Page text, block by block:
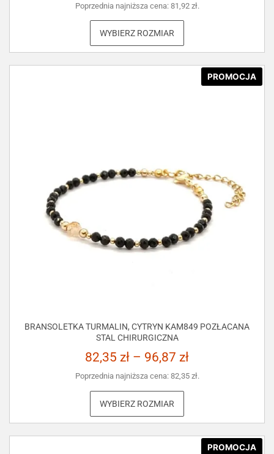
Poprzednia najniższa cena: 81,92 zł.
WYBIERZ ROZMIAR
PROMOCJA
BRANSOLETKA TURMALIN, CYTRYN KAM849 POZŁACANA
STAL CHIRURGICZNA
82,35 zł – 96,87 zł
Poprzednia najniższa cena: 82,35 zł.
WYBIERZ ROZMIAR
PROMOCJA